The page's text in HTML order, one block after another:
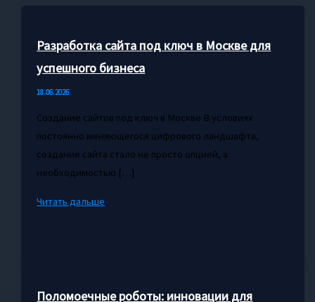
Разработка сайта под ключ в Москве для
успешного бизнеса
18.06.2026
Создание сайтов под ключ в Москве В условиях
постоянно меняющегося цифрового ландшафта,
создание сайта стало не просто опцией, а
необходимостью […]
Разработка
Москве
Читать дальше
Поломоечные роботы: инновации для